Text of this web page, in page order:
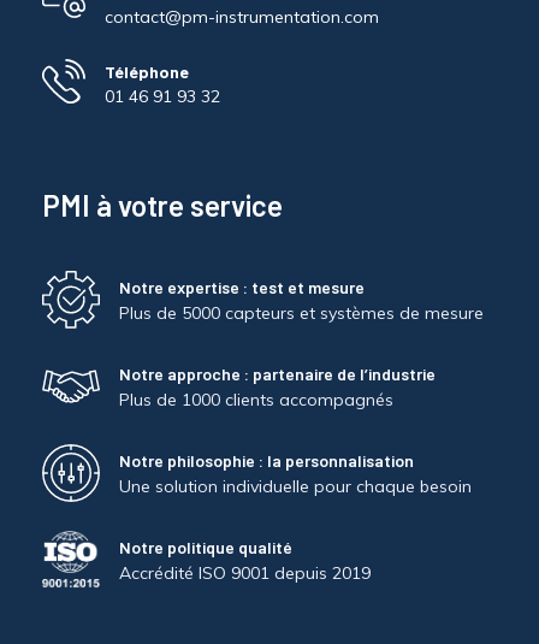
contact@pm-instrumentation.com
Téléphone
01 46 91 93 32
PMI à votre service
Notre expertise : test et mesure
Plus de 5000 capteurs et systèmes de mesure
Notre approche : partenaire de l’industrie
Plus de 1000 clients accompagnés
Notre philosophie : la personnalisation
Une solution individuelle pour chaque besoin
Notre politique qualité
Accrédité ISO 9001 depuis 2019